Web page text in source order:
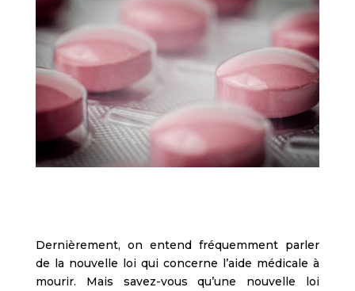
Dernièrement, on entend fréquemment parler
de la nouvelle loi qui concerne l’aide médicale à
mourir. Mais savez-vous qu’une nouvelle loi